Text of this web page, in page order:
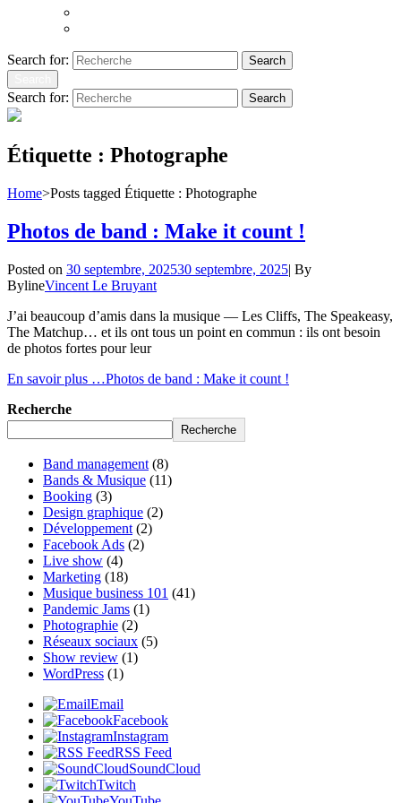
Search for:
Search
Search for: Search
Étiquette : Photographe
Home>Posts tagged Étiquette : Photographe
Photos de band : Make it count !
Posted on 30 septembre, 202530 septembre, 2025| By
BylineVincent Le Bruyant
J’ai beaucoup d’amis dans la musique — Les Cliffs, The Speakeasy,
The Matchup… et ils ont tous un point en commun : ils ont besoin
de photos fortes pour leur
En savoir plus …Photos de band : Make it count !
Recherche
Recherche
Band management (8)
Bands & Musique (11)
Booking (3)
Design graphique (2)
Développement (2)
Facebook Ads (2)
Live show (4)
Marketing (18)
Musique business 101 (41)
Pandemic Jams (1)
Photographie (2)
Réseaux sociaux (5)
Show review (1)
WordPress (1)
Email
Facebook
Instagram
RSS Feed
SoundCloud
Twitch